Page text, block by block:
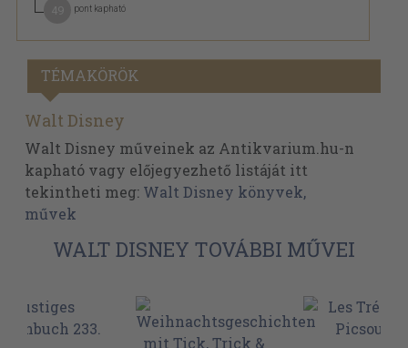
pont kapható
TÉMAKÖRÖK
Walt Disney
Walt Disney műveinek az Antikvarium.hu-n
kapható vagy előjegyezhető listáját itt
tekintheti meg: Walt Disney könyvek,
művek
WALT DISNEY TOVÁBBI MŰVEI